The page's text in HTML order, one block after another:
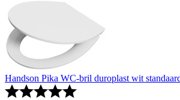
Handson Pika WC-bril duroplast wit